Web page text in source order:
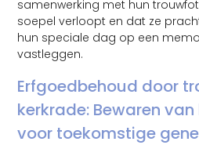
samenwerking met hun
soepel verloopt en dat ze
hun speciale dag op een
vastleggen.
Erfgoedbehoud door
kerkrade: Bewaren
voor toekomstige